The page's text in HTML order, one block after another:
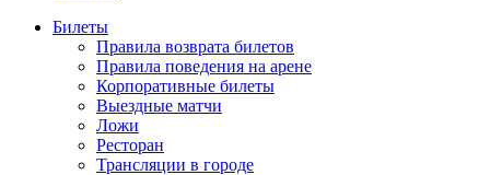
Билеты
Правила возврата билетов
Правила поведения на арене
Корпоративные билеты
Выездные матчи
Ложи
Ресторан
Трансляции в городе